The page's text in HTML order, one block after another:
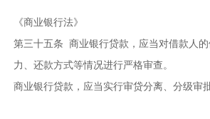
《商业银行法》
第三十五条 商业银行贷款，应当对借款人
力、还款方式等情况进行严格审查。
商业银行贷款，应当实行审贷分离、分级审